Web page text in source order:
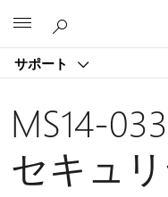
サポート
MS14-
セキュ